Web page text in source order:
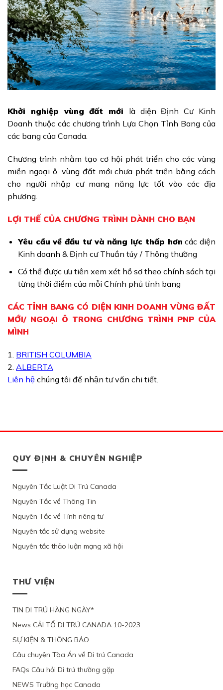
Khởi nghiệp vùng đất mới là diện Định Cư Kinh
Doanh thuộc các chương trình Lựa Chọn Tỉnh Bang của
các bang của Canada.
Chương trình nhằm tạo cơ hội phát triển cho các vùng
miền ngoại ô, vùng đất mới chưa phát triển bằng cách
cho người nhập cư mang năng lực tốt vào các địa
phương.
LỢI THẾ CỦA CHƯƠNG TRÌNH DÀNH CHO BẠN
Yêu cầu về đầu tư và năng lực thấp hơn các diện
Kinh doanh & Định cư Thuần túy / Thông thường
Có thể được ưu tiên xem xét hồ sơ theo chính sách tại
từng thời điểm của mỗi Chính phủ tỉnh bang
CÁC TỈNH BANG CÓ DIỆN KINH DOANH VÙNG ĐẤT
MỚI/ NGOẠI Ô TRONG CHƯƠNG TRÌNH PNP CỦA
MÌNH
1. BRITISH COLUMBIA
2. ALBERTA
Liên hệ chúng tôi để nhận tư vấn chi tiết.
QUY ĐỊNH & CHUYÊN NGHIỆP
Nguyên Tắc Luật Di Trú Canada
Nguyên Tắc về Thông Tin
Nguyên Tắc về Tính riêng tư
Nguyên tắc sử dụng website
Nguyên tắc thảo luận mạng xã hội
THƯ VIỆN
TIN DI TRÚ HÀNG NGÀY*
News CẢI TỔ DI TRÚ CANADA 10-2023
SỰ KIỆN & THÔNG BÁO
Câu chuyện Tòa Án về Di trú Canada
FAQs Câu hỏi Di trú thường gặp
NEWS Trường học Canada